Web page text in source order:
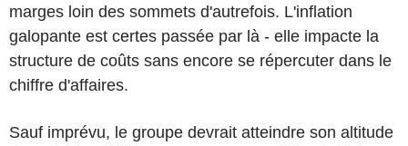
marges loin des sommets d'autrefois. L'inflation
galopante est certes passée par là - elle impacte la
structure de coûts sans encore se répercuter dans le
chiffre d'affaires.
Sauf imprévu, le groupe devrait atteindre son altitude